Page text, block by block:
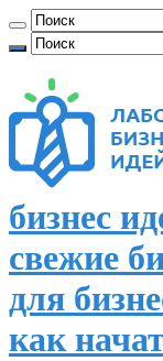
бизнес
свежие
для
как